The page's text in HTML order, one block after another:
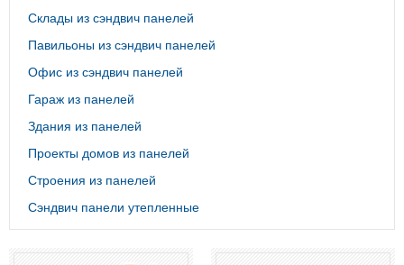
Склады из сэндвич панелей
Павильоны из сэндвич панелей
Офис из сэндвич панелей
Гараж из панелей
Здания из панелей
Проекты домов из панелей
Строения из панелей
Сэндвич панели утепленные